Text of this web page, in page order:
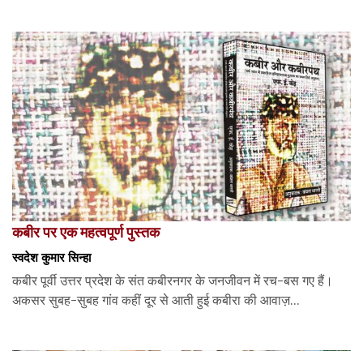
कबीर पर एक महत्वपूर्ण पुस्तक
स्वदेश कुमार सिन्हा
कबीर पूर्वी उत्तर प्रदेश के संत कबीरनगर के जनजीवन में रच-बस गए हैं।
अकसर सुबह-सुबह गांव कहीं दूर से आती हुई कबीरा की आवाज़...